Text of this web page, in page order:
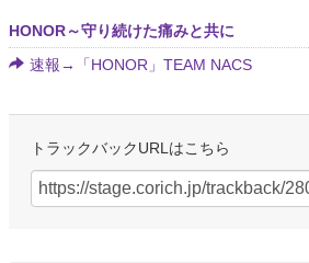
HONOR～守り続けた痛みと共に
速報→「HONOR」TEAM NACS
トラックバックURLはこちら